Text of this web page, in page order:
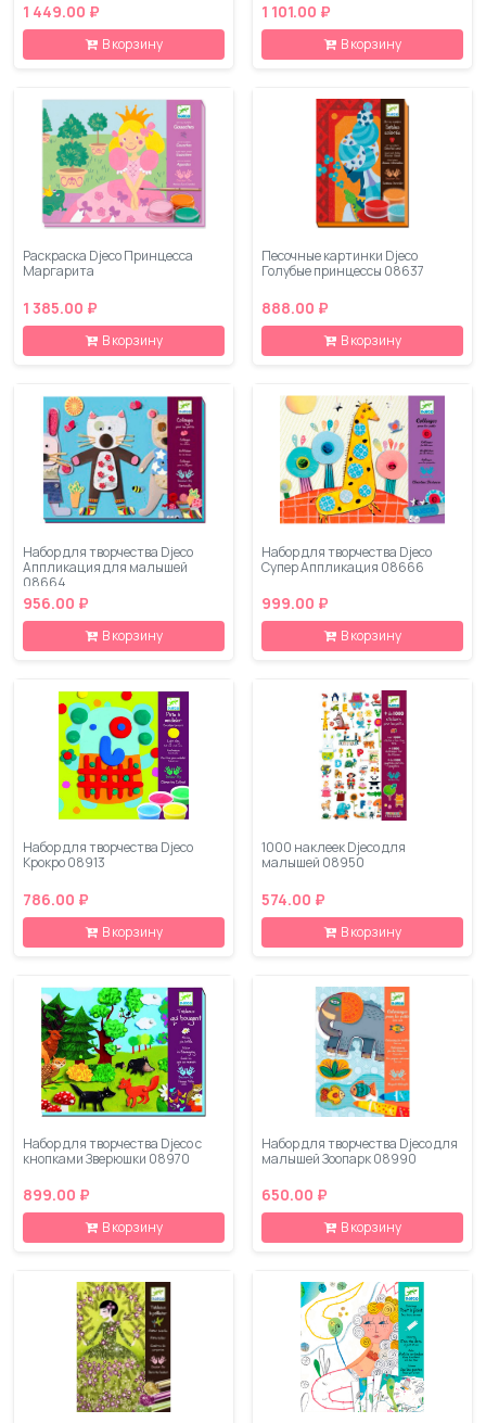
1 449.00 ₽
В корзину
1 101.00 ₽
В корзину
Раскраска Djeco Принцесса
Маргарита
1 385.00 ₽
В корзину
Песочные картинки Djeco
Голубые принцессы 08637
888.00 ₽
В корзину
Набор для творчества Djeco
Аппликация для малышей
08664
956.00 ₽
В корзину
Набор для творчества Djeco
Супер Аппликация 08666
999.00 ₽
В корзину
Набор для творчества Djeco
Крокро 08913
786.00 ₽
В корзину
1000 наклеек Djeco для
малышей 08950
574.00 ₽
В корзину
Набор для творчества Djeco с
кнопками Зверюшки 08970
899.00 ₽
В корзину
Набор для творчества Djeco для
малышей Зоопарк 08990
650.00 ₽
В корзину